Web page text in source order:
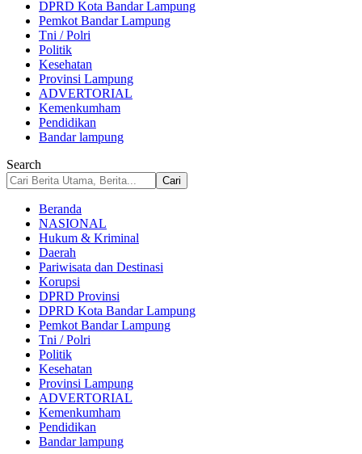
DPRD Kota Bandar Lampung
Pemkot Bandar Lampung
Tni / Polri
Politik
Kesehatan
Provinsi Lampung
ADVERTORIAL
Kemenkumham
Pendidikan
Bandar lampung
Search
Beranda
NASIONAL
Hukum & Kriminal
Daerah
Pariwisata dan Destinasi
Korupsi
DPRD Provinsi
DPRD Kota Bandar Lampung
Pemkot Bandar Lampung
Tni / Polri
Politik
Kesehatan
Provinsi Lampung
ADVERTORIAL
Kemenkumham
Pendidikan
Bandar lampung